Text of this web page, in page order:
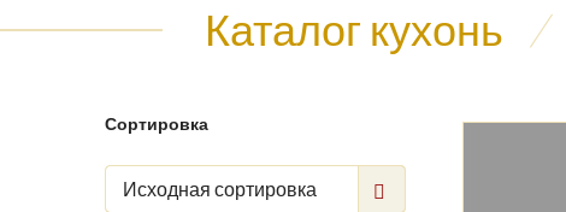
Каталог кухонь /
Сортировка
Исходная сортировка